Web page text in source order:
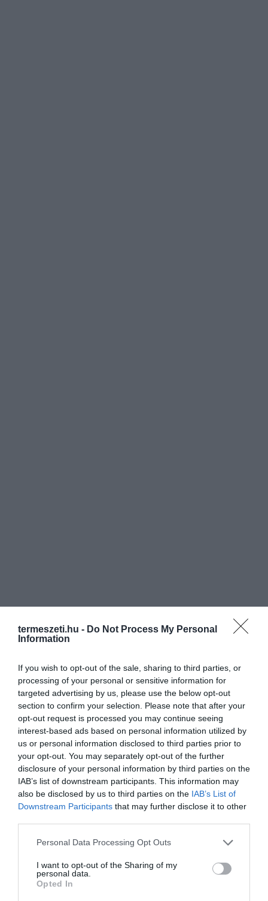
termeszeti.hu - Do Not Process My Personal
Information
If you wish to opt-out of the sale, sharing to third parties, or
processing of your personal or sensitive information for
targeted advertising by us, please use the below opt-out
section to confirm your selection. Please note that after your
opt-out request is processed you may continue seeing
interest-based ads based on personal information utilized by
us or personal information disclosed to third parties prior to
your opt-out. You may separately opt-out of the further
disclosure of your personal information by third parties on the
IAB’s list of downstream participants. This information may
also be disclosed by us to third parties on the IAB’s List of
Downstream Participants that may further disclose it to other
Please note that this website/app uses one or more Google
not limited to your visit or usage behaviour. You may click to
grant or deny consent to Google and its third-party tags to
use your data for below specified purposes in below Google
Personal Data Processing Opt Outs
I want to opt-out of the Sharing of my
personal data.
Opted In